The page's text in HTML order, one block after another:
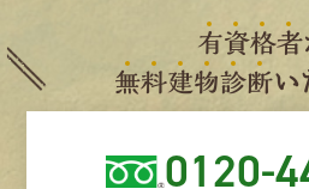
有資格者
無料建物診断い
0120-